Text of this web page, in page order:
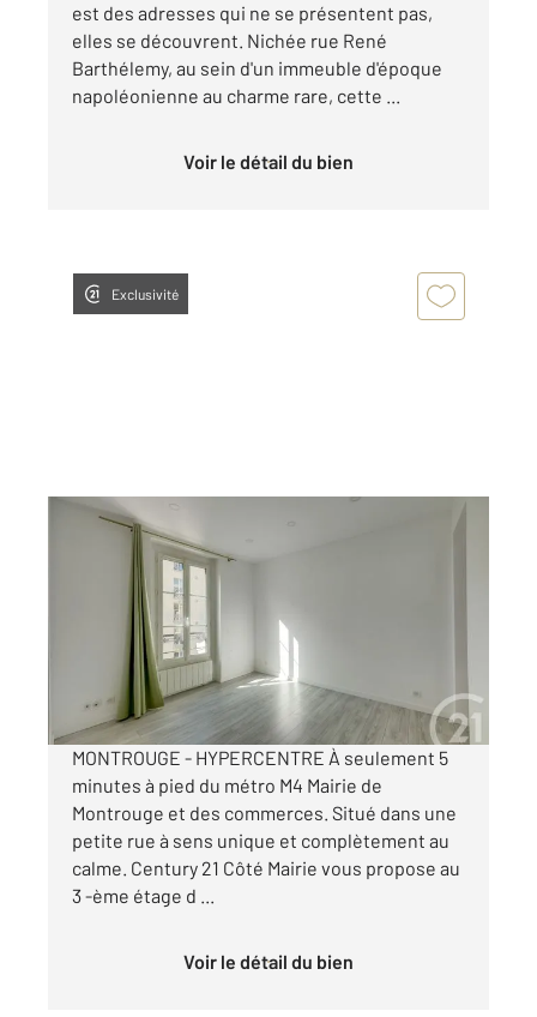
est des adresses qui ne se présentent pas,
elles se découvrent. Nichée rue René
Barthélemy, au sein d'un immeuble d'époque
napoléonienne au charme rare, cette ...
Voir le détail du bien
Exclusivité
MONTROUGE 92
32,38 m
, 2 pièces
Ref : 11066
Appartement F2 à vendre
275 000 €
Visiter le site dédié
MONTROUGE - HYPERCENTRE À seulement 5
minutes à pied du métro M4 Mairie de
Montrouge et des commerces. Situé dans une
petite rue à sens unique et complètement au
calme. Century 21 Côté Mairie vous propose au
3 -ème étage d ...
Voir le détail du bien